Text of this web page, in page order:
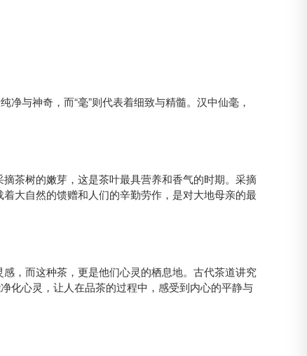
与神奇，而“毫”则代表着细致与精髓。汉中仙毫，
茶树的嫩芽，这是茶叶最具营养和香气的时期。采摘
大自然的馈赠和人们的辛勤劳作，是对大地母亲的最
，而这种茶，更是他们心灵的栖息地。古代茶道讲究
化心灵，让人在品茶的过程中，感受到内心的平静与